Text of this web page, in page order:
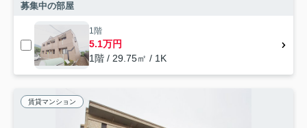
募集中の部屋
1階
5.1万円
1階 / 29.75㎡ / 1K
賃貸マンション